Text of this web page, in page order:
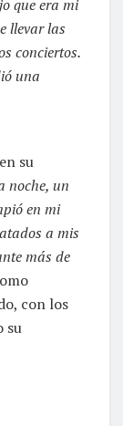
que era mi
llevar las
conciertos.
una
su
noche, un
en mi
a mis
más de
con los
su